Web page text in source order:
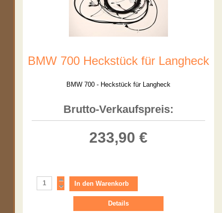
BMW 700 Heckstück für Langheck
BMW 700 - Heckstück für Langheck
Brutto-Verkaufspreis:
233,90 €
Details